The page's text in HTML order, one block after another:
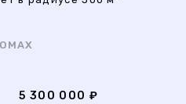
5 300 000 ₽